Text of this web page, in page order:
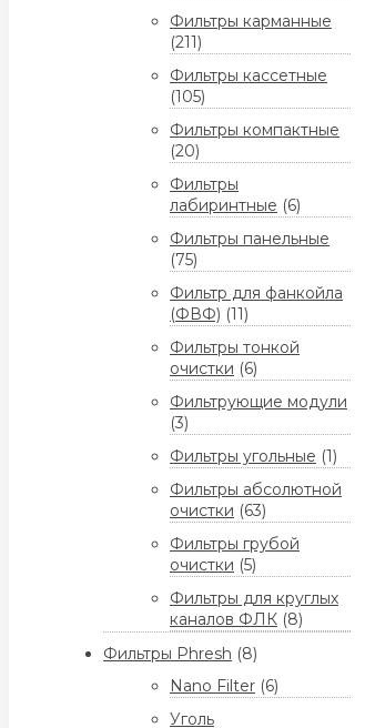
Фильтры карманные
(211)
Фильтры кассетные
(105)
Фильтры компактные
(20)
Фильтры
лабиринтные (6)
Фильтры панельные
(75)
Фильтр для фанкойла
(ФВФ) (11)
Фильтры тонкой
очистки (6)
Фильтрующие модули
(3)
Фильтры угольные (1)
Фильтры абсолютной
очистки (63)
Фильтры грубой
очистки (5)
Фильтры для круглых
каналов ФЛК (8)
Фильтры Phresh (8)
Nano Filter (6)
Уголь